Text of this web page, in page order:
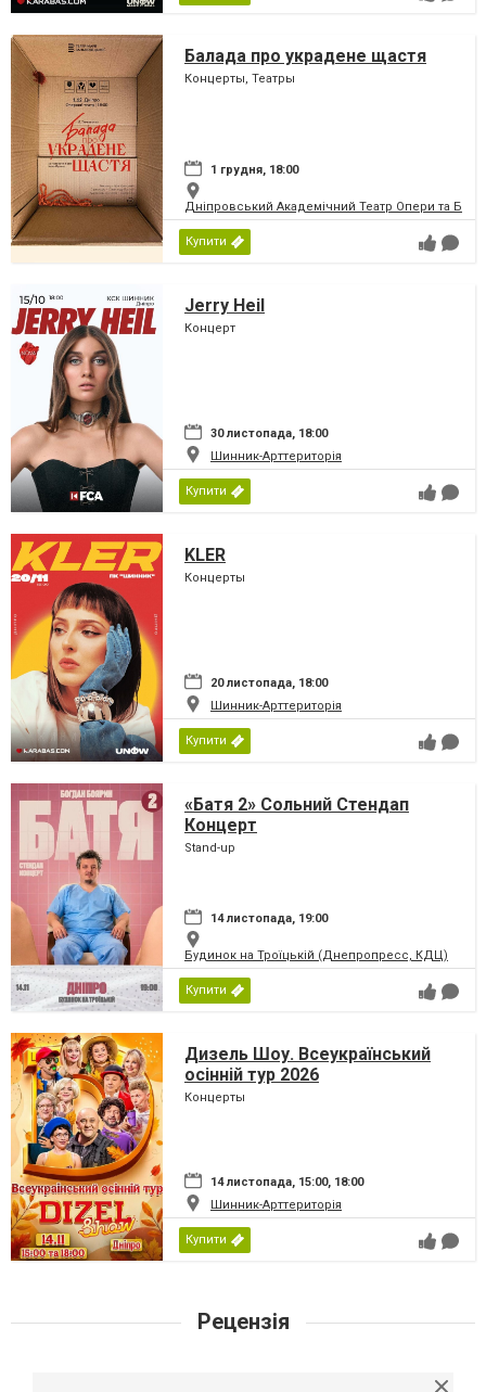
Балада про украдене щастя
Концерты, Театры
1 грудня, 18:00
Дніпровський Академічний Театр Опери та
Купити
Jerry Heil
Концерт
30 листопада, 18:00
Шинник-Арттериторія
Купити
KLER
Концерты
20 листопада, 18:00
Шинник-Арттериторія
Купити
«Батя 2» Сольний Стендап
Концерт
Stand-up
14 листопада, 19:00
Будинок на Троїцькій (Днепропресс, КДЦ)
Купити
Дизель Шоу. Всеукраїнський
осінній тур 2026
Концерты
14 листопада, 15:00, 18:00
Шинник-Арттериторія
Купити
Рецензія